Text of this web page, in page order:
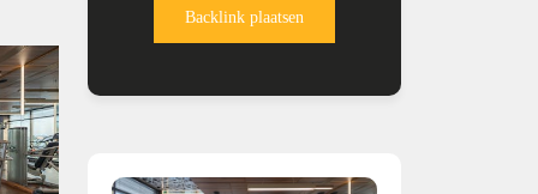
Backlink plaatsen